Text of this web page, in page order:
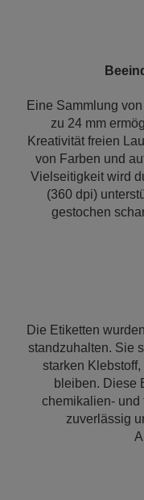
Eine Sammlung
zu 24 mm
Kreativität freien
von Farben und
Vielseitigkeit wird
(360 dpi)
gestochen
Die Etiketten
standzuhalten. Sie
starken
bleiben. Diese
chemikalien- und
zuverlässig